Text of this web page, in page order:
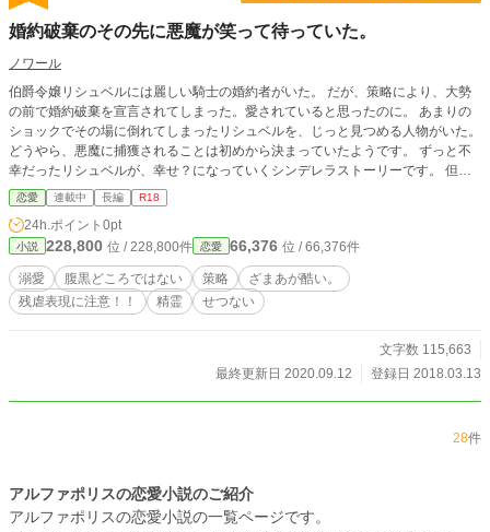
婚約破棄のその先に悪魔が笑って待っていた。
ノワール
伯爵令嬢リシュベルには麗しい騎士の婚約者がいた。 だが、策略により、大勢
の前で婚約破棄を宣言されてしまった。愛されていると思ったのに。 あまりの
ショックでその場に倒れてしまったリシュベルを、じっと見つめる人物がいた。
どうやら、悪魔に捕獲されることは初めから決まっていたようです。 ずっと不
幸だったリシュベルが、幸せ？になっていくシンデレラストーリーです。 但
し、そこで待ち受けていたのは、優しい王子様ではなく、残酷な悪魔だった。 *
流行りの婚約破棄ものではありません。 *R18は予告なく *人外(悪魔)は出てきま
恋愛 連載中 長編 R18
24h.ポイント 0pt
小説 228,800 位 / 228,800件 恋愛 66,376 位 / 66,376件
溺愛 腹黒どころではない 策略
ざまあが酷い。
残虐表現に注意！！
精霊 せつない
文字数 115,663
最終更新日 2020.09.12
登録日 2018.03.13
28件
アルファポリスの恋愛小説のご紹介
アルファポリスの恋愛小説の一覧ページです。